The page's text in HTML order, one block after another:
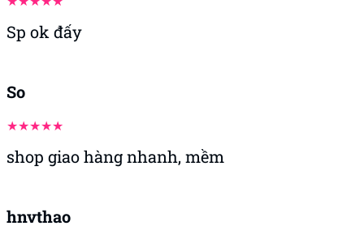
Sp ok đấy
So
shop giao hàng nhanh, mềm
hnvthao